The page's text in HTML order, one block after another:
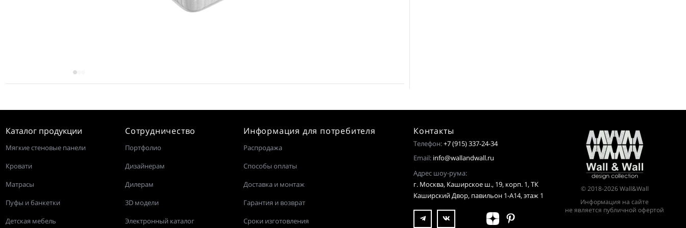
Каталог продукции
Мягкие стеновые панели
Кровати
Матрасы
Пуфы и банкетки
Детская мебель
Сотрудничество
Портфолио
Дизайнерам
Дилерам
3D модели
Электронный каталог
Информация для потребителя
Распродажа
Способы оплаты
Доставка и монтаж
Гарантия и возврат
Сроки изготовления
Контакты
Телефон:+7 (915) 337-24-34
Email: info@wallandwall.ru
Адрес шоу-рума:
г. Москва, Каширское ш., 19, корп. 1, ТК
Каширский Двор, павильон 1-А14, этаж 1
© 2018-2026 Wall&Wall
Информация на сайте
не является публичной офертой